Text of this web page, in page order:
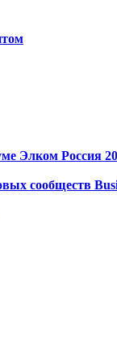
Элком Россия
сообществ